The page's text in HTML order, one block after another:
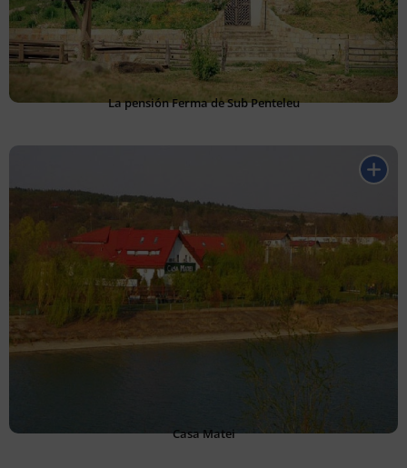
La pensión Ferma de Sub Penteleu
Casa Matei